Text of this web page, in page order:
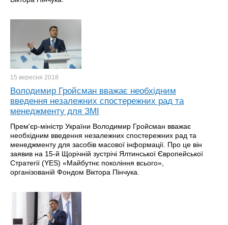
15 вересня 2018
Володимир Гройсман вважає необхідним
введення незалежних спостережних рад та
менеджменту для ЗМІ
Прем'єр-міністр України Володимир Гройсман вважає
необхідним введення незалежних спостережних рад та
менеджменту для засобів масової інформації. Про це він
заявив на 15-й Щорічній зустрічі Ялтинської Європейської
Стратегії (YES) «Майбутнє покоління всього»,
організованій Фондом Віктора Пінчука.